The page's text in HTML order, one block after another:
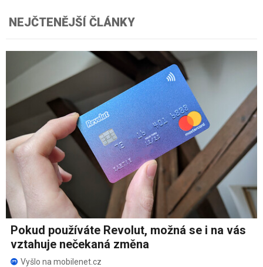
NEJČTENĚJŠÍ ČLÁNKY
Pokud používáte Revolut, možná se i na vás
vztahuje nečekaná změna
Vyšlo na mobilenet.cz